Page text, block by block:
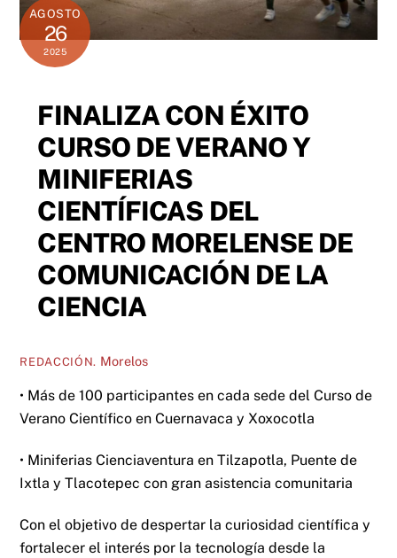
AGOSTO
26
2025
FINALIZA CON ÉXITO
CURSO DE VERANO Y
MINIFERIAS
CIENTÍFICAS DEL
CENTRO MORELENSE DE
COMUNICACIÓN DE LA
CIENCIA
REDACCIÓN. Morelos
• Más de 100 participantes en cada sede del Curso de
Verano Científico en Cuernavaca y Xoxocotla
• Miniferias Cienciaventura en Tilzapotla, Puente de
Ixtla y Tlacotepec con gran asistencia comunitaria
Con el objetivo de despertar la curiosidad científica y
fortalecer el interés por la tecnología desde la